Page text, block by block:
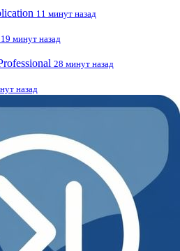
11 минут назад
19 минут назад
28 минут назад
назад